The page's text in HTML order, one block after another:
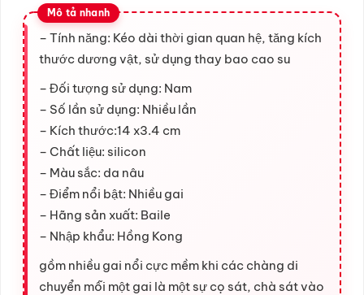
– Tính năng: Kéo dài thời gian quan hệ, tăng kích
thước dương vật, sử dụng thay bao cao su
– Đối tượng sử dụng: Nam
– Số lần sử dụng: Nhiều lần
– Kích thước:14 x3.4 cm
– Chất liệu: silicon
– Màu sắc: da nâu
– Điểm nổi bật: Nhiều gai
– Hãng sản xuất: Baile
– Nhập khẩu: Hồng Kong
gồm nhiều gai nổi cực mềm khi các chàng di
chuyển mỗi một gai là một sự cọ sát, chà sát vào